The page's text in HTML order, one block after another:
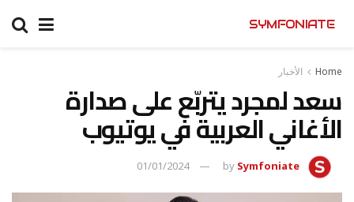
SYMFONIATE
Home الأخبار
سعد لمجرد يتربّع على صدارة
الأغاني العربية في يوتيوب
by Symfoniate
01/01/2024